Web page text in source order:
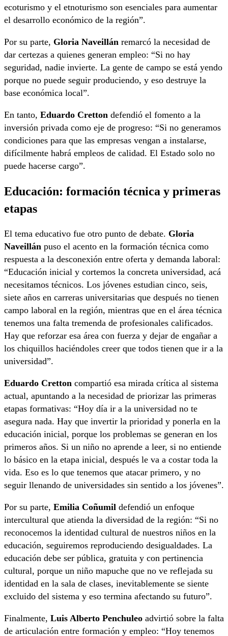
ecoturismo y el etnoturismo son esenciales para aumentar
el desarrollo económico de la región”.
Por su parte, Gloria Naveillán remarcó la necesidad de
dar certezas a quienes generan empleo: “Si no hay
seguridad, nadie invierte. La gente de campo se está yendo
porque no puede seguir produciendo, y eso destruye la
base económica local”.
En tanto, Eduardo Cretton defendió el fomento a la
inversión privada como eje de progreso: “Si no generamos
condiciones para que las empresas vengan a instalarse,
difícilmente habrá empleos de calidad. El Estado solo no
puede hacerse cargo”.
Educación: formación técnica y primeras
etapas
El tema educativo fue otro punto de debate. Gloria
Naveillán puso el acento en la formación técnica como
respuesta a la desconexión entre oferta y demanda laboral:
“Educación inicial y cortemos la concreta universidad, acá
necesitamos técnicos. Los jóvenes estudian cinco, seis,
siete años en carreras universitarias que después no tienen
campo laboral en la región, mientras que en el área técnica
tenemos una falta tremenda de profesionales calificados.
Hay que reforzar esa área con fuerza y dejar de engañar a
los chiquillos haciéndoles creer que todos tienen que ir a la
universidad”.
Eduardo Cretton compartió esa mirada crítica al sistema
actual, apuntando a la necesidad de priorizar las primeras
etapas formativas: “Hoy día ir a la universidad no te
asegura nada. Hay que invertir la prioridad y ponerla en la
educación inicial, porque los problemas se generan en los
primeros años. Si un niño no aprende a leer, si no entiende
lo básico en la etapa inicial, después le va a costar toda la
vida. Eso es lo que tenemos que atacar primero, y no
seguir llenando de universidades sin sentido a los jóvenes”.
Por su parte, Emilia Coñumil defendió un enfoque
intercultural que atienda la diversidad de la región: “Si no
reconocemos la identidad cultural de nuestros niños en la
educación, seguiremos reproduciendo desigualdades. La
educación debe ser pública, gratuita y con pertinencia
cultural, porque un niño mapuche que no ve reflejada su
identidad en la sala de clases, inevitablemente se siente
excluido del sistema y eso termina afectando su futuro”.
Finalmente, Luis Alberto Penchuleo advirtió sobre la falta
de articulación entre formación y empleo: “Hoy tenemos